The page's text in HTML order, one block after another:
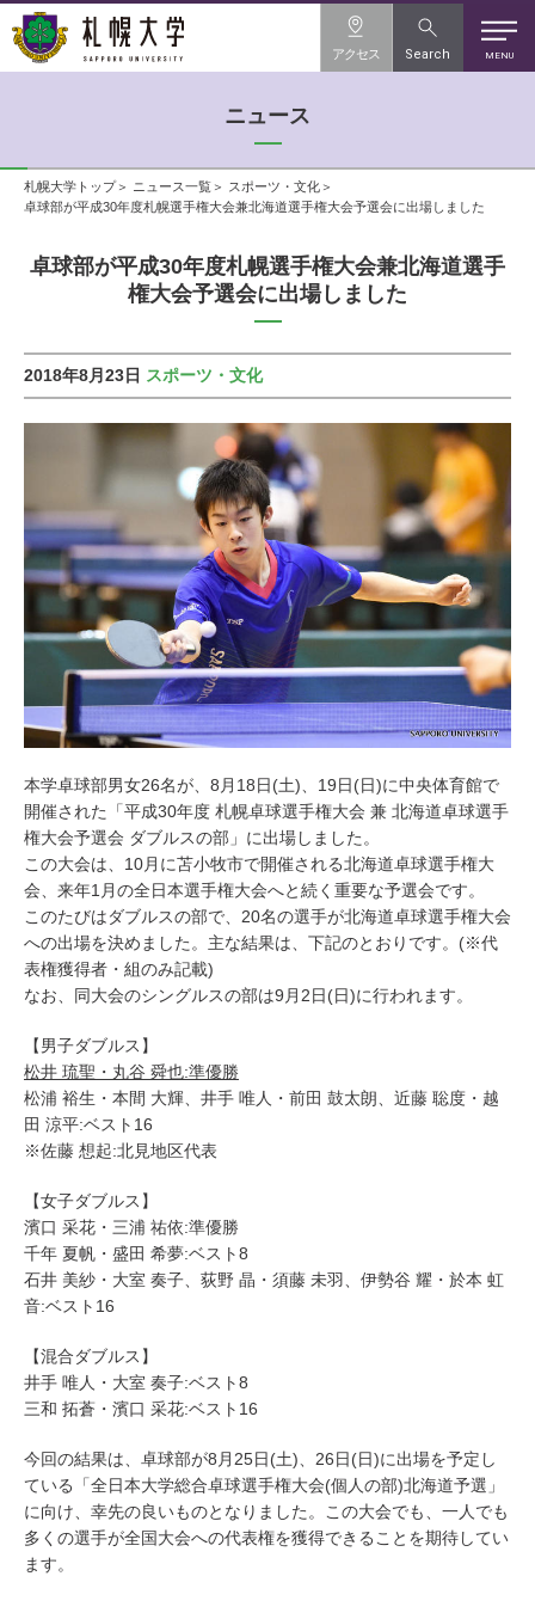
MENU
アクセス Search
ニュース
札幌大学トップ ニュース一覧
スポーツ・文化
卓球部が平成30年度札幌選手権大会兼北海道選手権大会予選会に出場しました
卓球部が平成30年度札幌選手権大会兼北海道選手
権大会予選会に出場しました
2018年8月23日 スポーツ・文化
本学卓球部男女26名が、8月18日(土)、19日(日)に中央体育館で
開催された「平成30年度 札幌卓球選手権大会 兼 北海道卓球選手
権大会予選会 ダブルスの部」に出場しました。
この大会は、10月に苫小牧市で開催される北海道卓球選手権大
会、来年1月の全日本選手権大会へと続く重要な予選会です。
このたびはダブルスの部で、20名の選手が北海道卓球選手権大会
への出場を決めました。主な結果は、下記のとおりです。(※代
表権獲得者・組のみ記載)
なお、同大会のシングルスの部は9月2日(日)に行われます。
【男子ダブルス】
松井 琉聖・丸谷 舜也:準優勝
松浦 裕生・本間 大輝、井手 唯人・前田 鼓太朗、近藤 聡度・越
田 涼平:ベスト16
※佐藤 想起:北見地区代表
【女子ダブルス】
濱口 采花・三浦 祐依:準優勝
千年 夏帆・盛田 希夢:ベスト8
石井 美紗・大室 奏子、荻野 晶・須藤 未羽、伊勢谷 耀・於本 虹
音:ベスト16
【混合ダブルス】
井手 唯人・大室 奏子:ベスト8
三和 拓蒼・濱口 采花:ベスト16
今回の結果は、卓球部が8月25日(土)、26日(日)に出場を予定し
ている「全日本大学総合卓球選手権大会(個人の部)北海道予選」
に向け、幸先の良いものとなりました。この大会でも、一人でも
多くの選手が全国大会への代表権を獲得できることを期待してい
ます。